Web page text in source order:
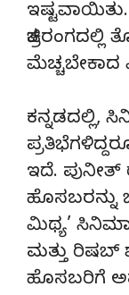
ಚಿತ್ರರಂಗದಲ್ಲಿ‌
ಕನ್ನಡದಲ್ಲಿ,
ಇದೆ.
ಹೊಸಬರನ್ನು
ಮಿಥ್ಯ’
ಮತ್ತು‌ ರಿಷಬ್
ಹೊಸಬರಿಗೆ